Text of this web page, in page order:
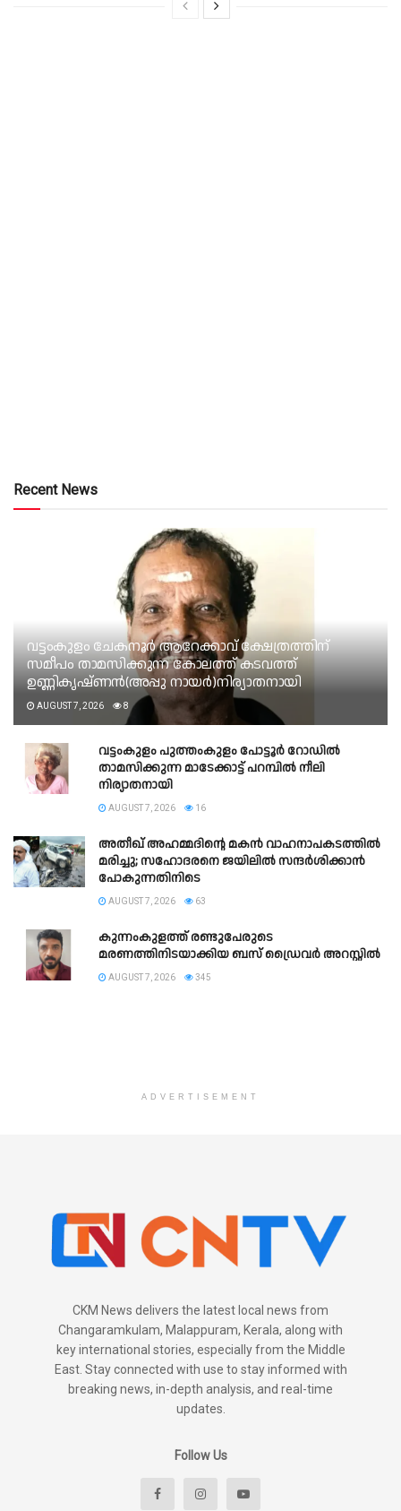
Recent News
വട്ടംകുളം ചേകനൂർ ആറേക്കാവ് ക്ഷേത്രത്തിന്
സമീപം താമസിക്കുന്ന കോലത്ത് കടവത്ത്
ഉണ്ണികൃഷ്ണൻ(അപ്പു നായർ)നിര്യാതനായി
AUGUST 7, 2026 8
വട്ടംകുളം പുത്തംകുളം പോട്ടൂർ റോഡിൽ
താമസിക്കുന്ന മാടേക്കാട്ട് പറമ്പിൽ നീലി
നിര്യാതനായി
AUGUST 7, 2026 16
അതീഖ് അഹമ്മദിന്റെ മകൻ വാഹനാപകടത്തിൽ
മരിച്ചു; സഹോദരനെ ജയിലിൽ സന്ദർശിക്കാൻ
പോകുന്നതിനിടെ
AUGUST 7, 2026 63
കുന്നംകുളത്ത് രണ്ടുപേരുടെ
മരണത്തിനിടയാക്കിയ ബസ് ഡ്രൈവർ അറസ്റ്റിൽ
AUGUST 7, 2026 345
ADVERTISEMENT
CKM News delivers the latest local news from
Changaramkulam, Malappuram, Kerala, along with
key international stories, especially from the Middle
East. Stay connected with use to stay informed with
breaking news, in-depth analysis, and real-time
updates.
Follow Us